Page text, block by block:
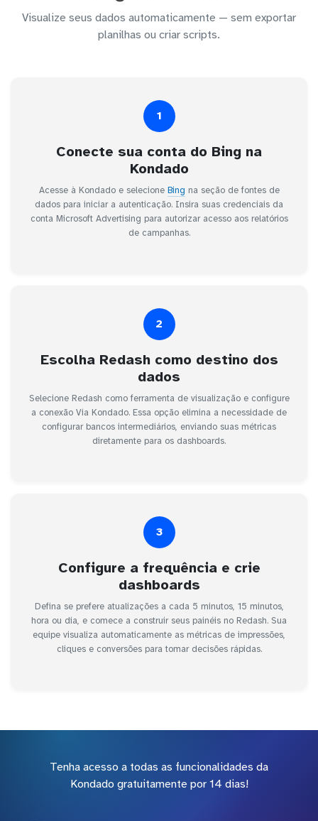
Visualize seus dados automaticamente — sem exportar
planilhas ou criar scripts.
1
Conecte sua conta do Bing na
Kondado
Acesse à Kondado e selecione Bing na seção de fontes de
dados para iniciar a autenticação. Insira suas credenciais da
conta Microsoft Advertising para autorizar acesso aos relatórios
de campanhas.
2
Escolha Redash como destino dos
dados
Selecione Redash como ferramenta de visualização e configure
a conexão Via Kondado. Essa opção elimina a necessidade de
configurar bancos intermediários, enviando suas métricas
diretamente para os dashboards.
3
Configure a frequência e crie
dashboards
Defina se prefere atualizações a cada 5 minutos, 15 minutos,
hora ou dia, e comece a construir seus painéis no Redash. Sua
equipe visualiza automaticamente as métricas de impressões,
cliques e conversões para tomar decisões rápidas.
Tenha acesso a todas as funcionalidades da
Kondado gratuitamente por 14 dias!